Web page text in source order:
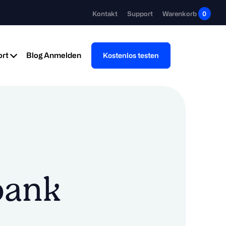
Kontakt Support Warenkorb 0
BlogAnmelden Kostenlos testen